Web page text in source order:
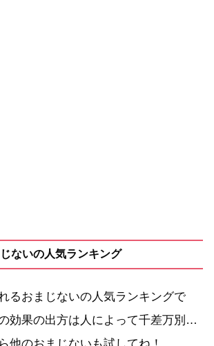
ないの人気ランキング
るおまじないの人気ランキングで
効果の出方は人によって千差万別…